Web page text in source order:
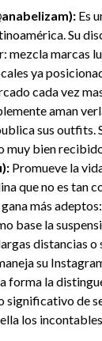
Es
Su
mezcla marcas
ya
cada vez
aman
sus outfits.
bien
Promueve la
que no es tan
más
base la
distancias o
su
forma la
significativo de
los